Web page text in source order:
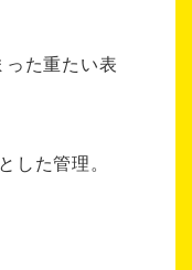
った重たい表
した管理。